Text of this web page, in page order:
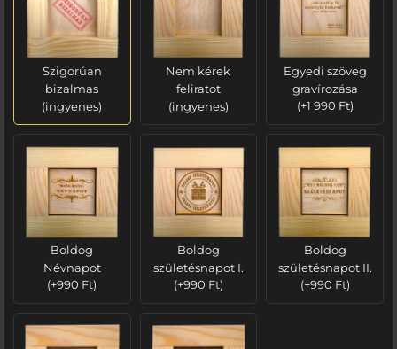
Szigorúan
bizalmas
(ingyenes)
Nem kérek
feliratot
(ingyenes)
Egyedi szöveg
gravírozása
(+1 990 Ft)
Boldog
Névnapot
(+990 Ft)
Boldog
születésnapot I.
(+990 Ft)
Boldog
születésnapot II.
(+990 Ft)